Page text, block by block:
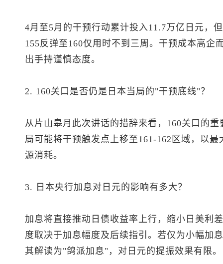
4月至5月的干预行动累计投入11.7万亿日元，
155反弹至160仅用时不到三周。干预成本高企
出手持谨慎态度。
2. 160关口是否仍是日本当局的"干预底线"？
从片山皋月此次讲话的措辞来看，160关口的
局可能将干预触发点上移至161-162区域，以
源消耗。
3. 日本央行加息对日元的影响有多大？
加息将直接推动日债收益率上行，缩小日美利
度取决于加息幅度及后续指引。若仅为小幅加
其解读为"鸽派加息"，对日元的提振效果有限。